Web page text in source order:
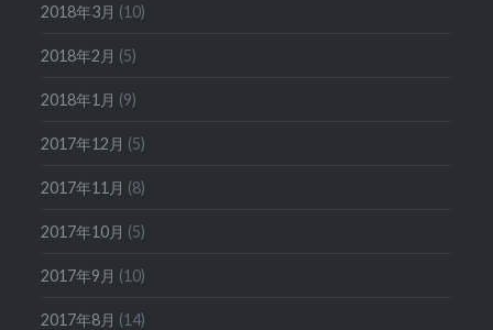
2018年3月 (10)
2018年2月 (5)
2018年1月 (9)
2017年12月 (5)
2017年11月 (8)
2017年10月 (5)
2017年9月 (10)
2017年8月 (14)